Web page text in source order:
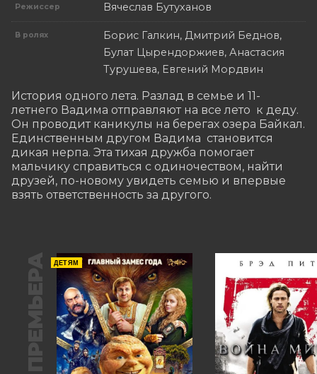
Режиссер Вячеслав Бутуханов
В ролях
Борис Галкин, Дмитрий Беднов,
Булат Цырендоржиев, Анастасия
Турушева, Евгений Мордвин
История одного лета. Разлад в семье и 11-
летнего Вадима отправляют на все лето  к деду.
Он проводит каникулы на берегах озера Байкал.
Единственным другом Вадима  становится
дикая нерпа. Эта тихая дружба помогает
мальчику справиться с одиночеством, найти
друзей, по-новому увидеть семью и впервые
взять ответственность за другого.
ПРЕМЬЕРА ДЕТЯМ